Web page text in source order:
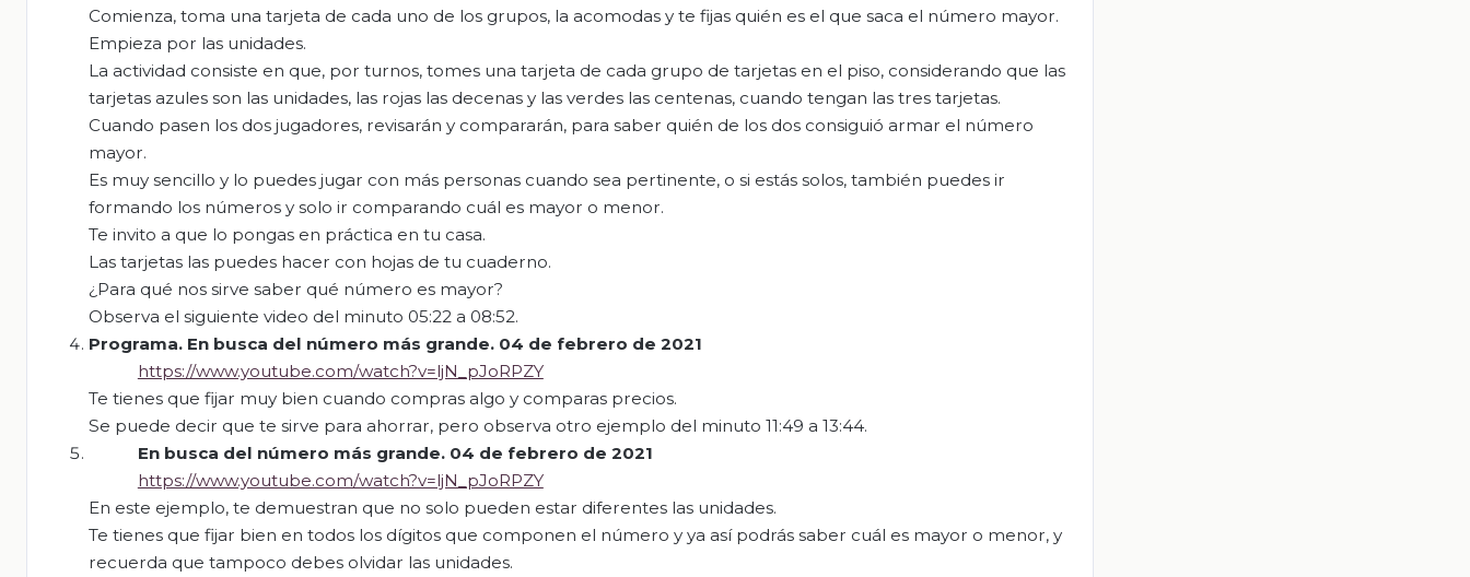
Comienza, toma una tarjeta de cada uno de los grupos, la acomodas y te fijas quién es el que saca el número mayor.
Empieza por las unidades.
La actividad consiste en que, por turnos, tomes una tarjeta de cada grupo de tarjetas en el piso, considerando que las
tarjetas azules son las unidades, las rojas las decenas y las verdes las centenas, cuando tengan las tres tarjetas.
Cuando pasen los dos jugadores, revisarán y compararán, para saber quién de los dos consiguió armar el número
mayor.
Es muy sencillo y lo puedes jugar con más personas cuando sea pertinente, o si estás solos, también puedes ir
formando los números y solo ir comparando cuál es mayor o menor.
Te invito a que lo pongas en práctica en tu casa.
Las tarjetas las puedes hacer con hojas de tu cuaderno.
¿Para qué nos sirve saber qué número es mayor?
Observa el siguiente video del minuto 05:22 a 08:52.
Programa. En busca del número más grande. 04 de febrero de 2021
https://www.youtube.com/watch?v=ljN_pJoRPZY
Te tienes que fijar muy bien cuando compras algo y comparas precios.
Se puede decir que te sirve para ahorrar, pero observa otro ejemplo del minuto 11:49 a 13:44.
En busca del número más grande. 04 de febrero de 2021
https://www.youtube.com/watch?v=ljN_pJoRPZY
En este ejemplo, te demuestran que no solo pueden estar diferentes las unidades.
Te tienes que fijar bien en todos los dígitos que componen el número y ya así podrás saber cuál es mayor o menor, y
recuerda que tampoco debes olvidar las unidades.